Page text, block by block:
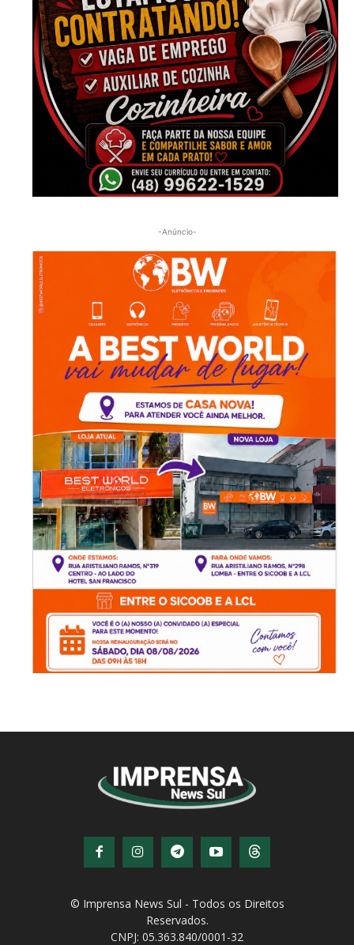
-Anúncio-
Reservados.
CNPJ: 05.363.840/0001-32